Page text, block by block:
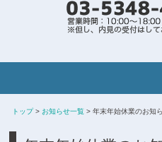
トップ> お知らせ一覧 > 年末年始休業のお知